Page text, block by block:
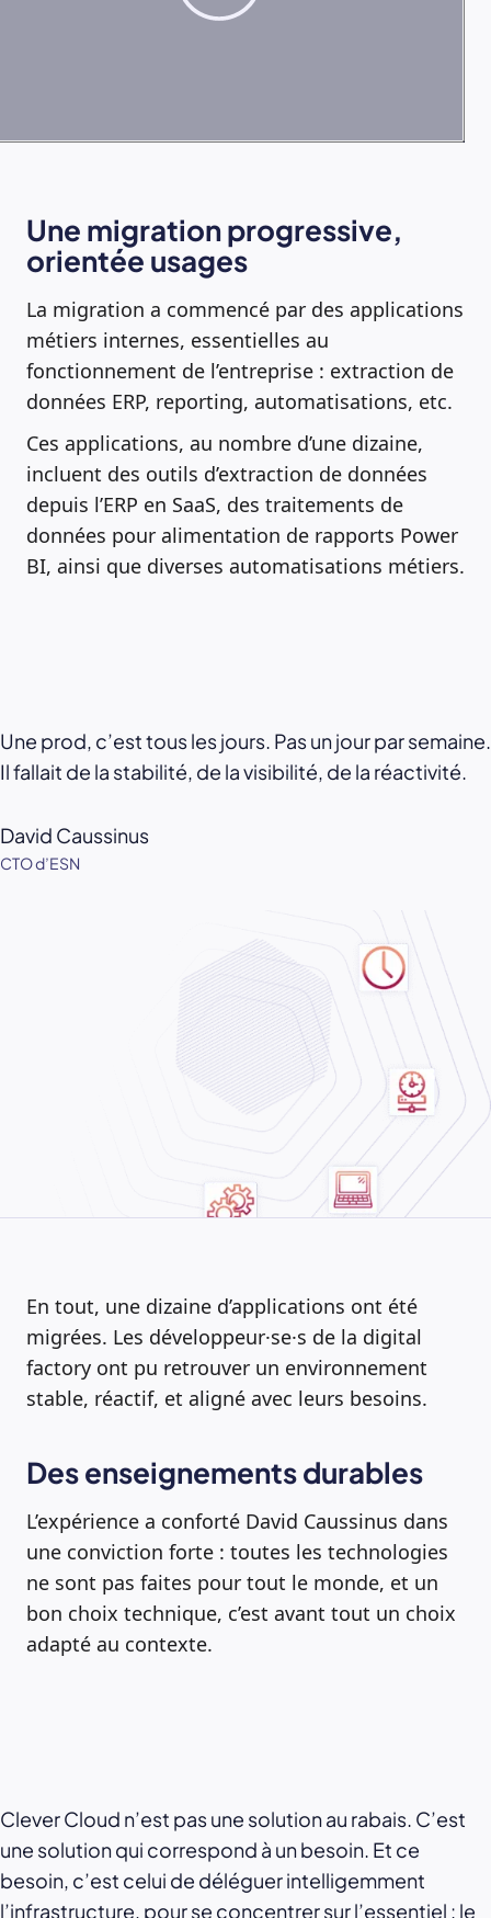
Une migration progressive,
orientée usages
La migration a commencé par des applications
métiers internes, essentielles au
fonctionnement de l’entreprise : extraction de
données ERP, reporting, automatisations, etc.
Ces applications, au nombre d’une dizaine,
incluent des outils d’extraction de données
depuis l’ERP en SaaS, des traitements de
données pour alimentation de rapports Power
BI, ainsi que diverses automatisations métiers.
Une prod, c’est tous les jours. Pas un jour par semaine.
Il fallait de la stabilité, de la visibilité, de la réactivité.
David Caussinus
CTO d’ESN
En tout, une dizaine d’applications ont été
migrées. Les développeur·se·s de la digital
factory ont pu retrouver un environnement
stable, réactif, et aligné avec leurs besoins.
Des enseignements durables
L’expérience a conforté David Caussinus dans
une conviction forte : toutes les technologies
ne sont pas faites pour tout le monde, et un
bon choix technique, c’est avant tout un choix
adapté au contexte.
Clever Cloud n’est pas une solution au rabais. C’est
une solution qui correspond à un besoin. Et ce
besoin, c’est celui de déléguer intelligemment
l’infrastructure, pour se concentrer sur l’essentiel : le